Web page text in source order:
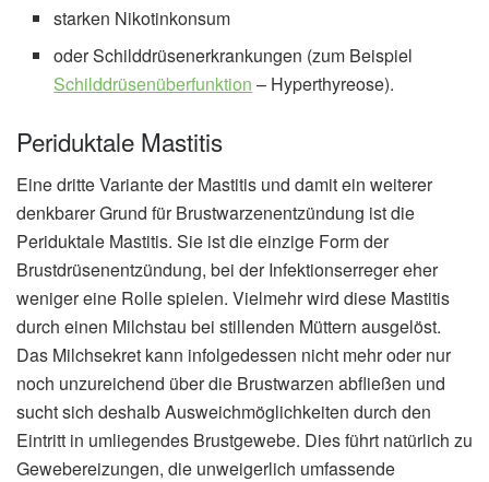
starken Nikotinkonsum
oder Schilddrüsenerkrankungen (zum Beispiel
Schilddrüsenüberfunktion – Hyperthyreose).
Periduktale Mastitis
Eine dritte Variante der Mastitis und damit ein weiterer
denkbarer Grund für Brustwarzenentzündung ist die
Periduktale Mastitis. Sie ist die einzige Form der
Brustdrüsenentzündung, bei der Infektionserreger eher
weniger eine Rolle spielen. Vielmehr wird diese Mastitis
durch einen Milchstau bei stillenden Müttern ausgelöst.
Das Milchsekret kann infolgedessen nicht mehr oder nur
noch unzureichend über die Brustwarzen abfließen und
sucht sich deshalb Ausweichmöglichkeiten durch den
Eintritt in umliegendes Brustgewebe. Dies führt natürlich zu
Gewebereizungen, die unweigerlich umfassende